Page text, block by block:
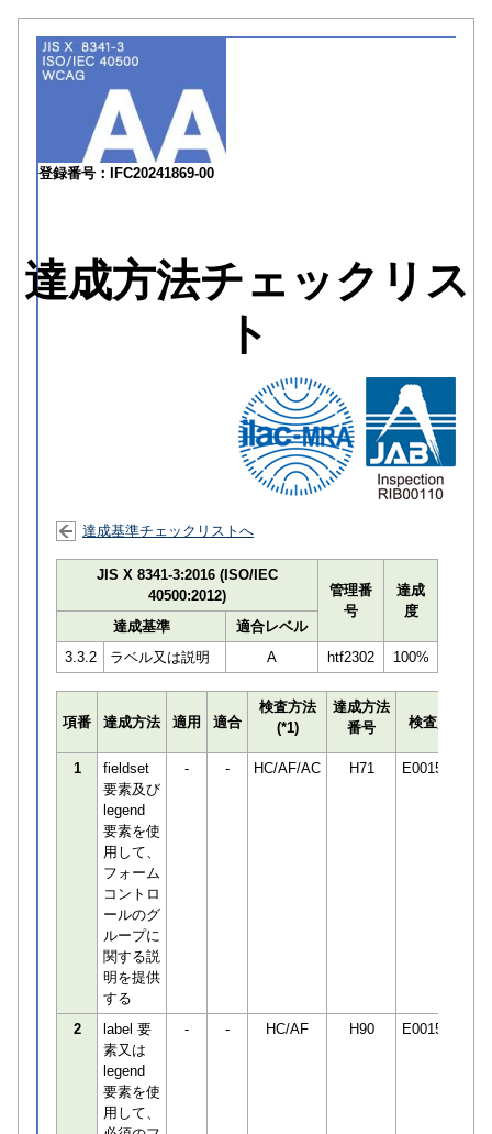
登録番号：IFC20241869-00
達成方法チェックリス
ト
達成基準チェックリストへ
JIS X 8341-3:2016 (ISO/IEC
40500:2012)
管理番
号
達成
度
達成基準
適合レベル
3.3.2
ラベル又は説明 A htf2302 100%
項番 達成方法 適用 適合
検査方法
(*1)
達成方法
番号
検査員
1
fieldset
要素及び
legend
要素を使
用して、
フォーム
コントロ
ールのグ
ループに
関する説
明を提供
する
- - HC/AF/AC H71 E001506
2
label 要
素又は
legend
要素を使
用して、
- - HC/AF H90 E001506